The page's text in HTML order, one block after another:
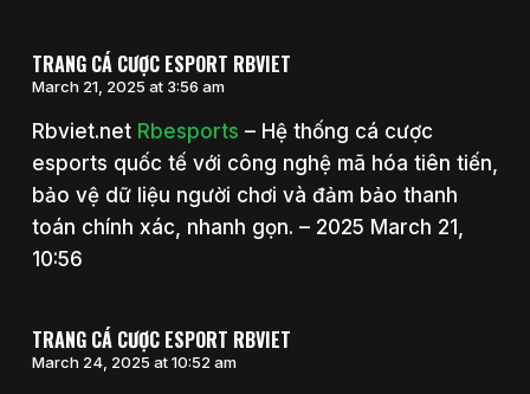
TRANG CÁ CƯỢC ESPORT RBVIET
March 21, 2025 at 3:56 am
Rbviet.net Rbesports – Hệ thống cá cược
esports quốc tế với công nghệ mã hóa tiên tiến,
bảo vệ dữ liệu người chơi và đảm bảo thanh
toán chính xác, nhanh gọn. – 2025 March 21,
10:56
TRANG CÁ CƯỢC ESPORT RBVIET
March 24, 2025 at 10:52 am